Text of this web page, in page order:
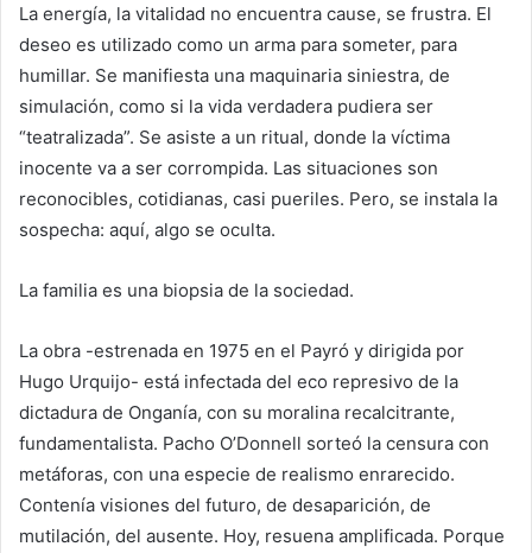
La energía, la vitalidad no encuentra cause, se frustra. El
deseo es utilizado como un arma para someter, para
humillar. Se manifiesta una maquinaria siniestra, de
simulación, como si la vida verdadera pudiera ser
“teatralizada”. Se asiste a un ritual, donde la víctima
inocente va a ser corrompida. Las situaciones son
reconocibles, cotidianas, casi pueriles. Pero, se instala la
sospecha: aquí, algo se oculta.
La familia es una biopsia de la sociedad.
La obra -estrenada en 1975 en el Payró y dirigida por
Hugo Urquijo- está infectada del eco represivo de la
dictadura de Onganía, con su moralina recalcitrante,
fundamentalista. Pacho O’Donnell sorteó la censura con
metáforas, con una especie de realismo enrarecido.
Contenía visiones del futuro, de desaparición, de
mutilación, del ausente. Hoy, resuena amplificada. Porque